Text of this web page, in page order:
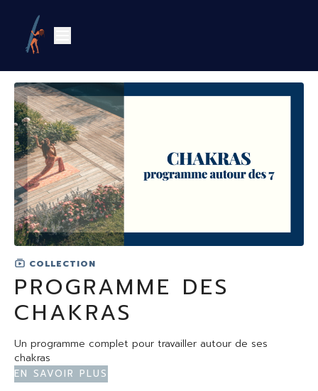
COLLECTION
PROGRAMME DES
CHAKRAS
Un programme complet pour travailler autour de ses
chakras
En savoir plus